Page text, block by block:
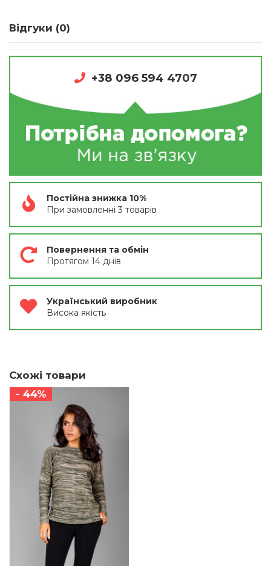
Відгуки (0)
+38 096 594 4707
Постійна знижка 10%
При замовленні 3 товарів
Повернення та обмін
Протягом 14 днів
Український виробник
Висока якість
Схожі товари
- 44%